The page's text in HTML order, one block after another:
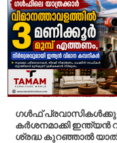
ഗൾഫ്
കർശനമാക്കി ഇന്ത്യൻ
ശ്രദ്ധ കുറഞ്ഞാൽ യാത്ര